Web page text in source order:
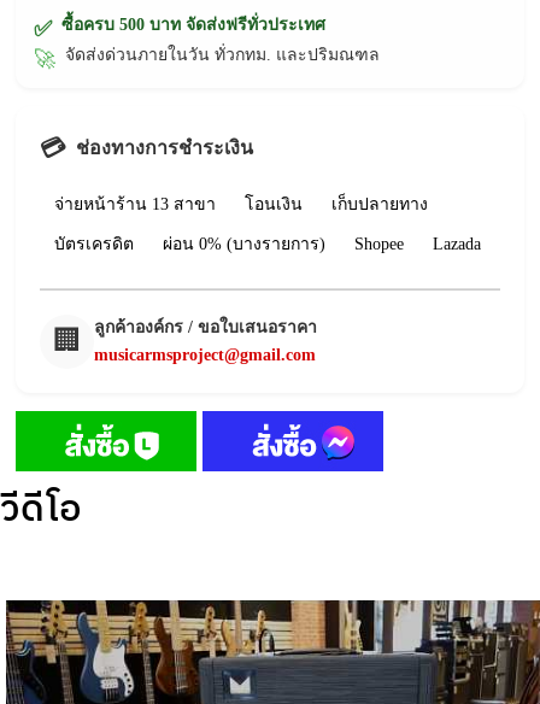
✅ ซื้อครบ 500 บาท จัดส่งฟรีทั่วประเทศ
🚀 จัดส่งด่วนภายในวัน ทั่วกทม. และปริมณฑล
💳 ช่องทางการชำระเงิน
จ่ายหน้าร้าน 13 สาขา โอนเงิน เก็บปลายทาง
บัตรเครดิต ผ่อน 0% (บางรายการ) Shopee Lazada
🏢
ลูกค้าองค์กร / ขอใบเสนอราคา
musicarmsproject@gmail.com
วีดีโอ